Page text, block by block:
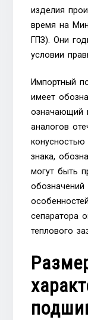
изделия
время на
ГПЗ). Они
условии
Импортный
имеет
означающий
аналогов
знака,
могут быть
обозначений
сепаратора
теплового